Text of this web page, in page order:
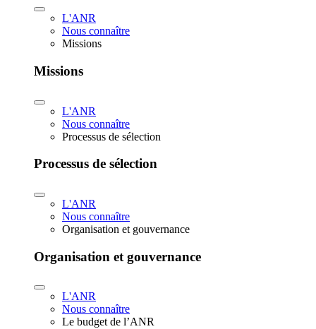
L'ANR
Nous connaître
Missions
Missions
L'ANR
Nous connaître
Processus de sélection
Processus de sélection
L'ANR
Nous connaître
Organisation et gouvernance
Organisation et gouvernance
L'ANR
Nous connaître
Le budget de l’ANR